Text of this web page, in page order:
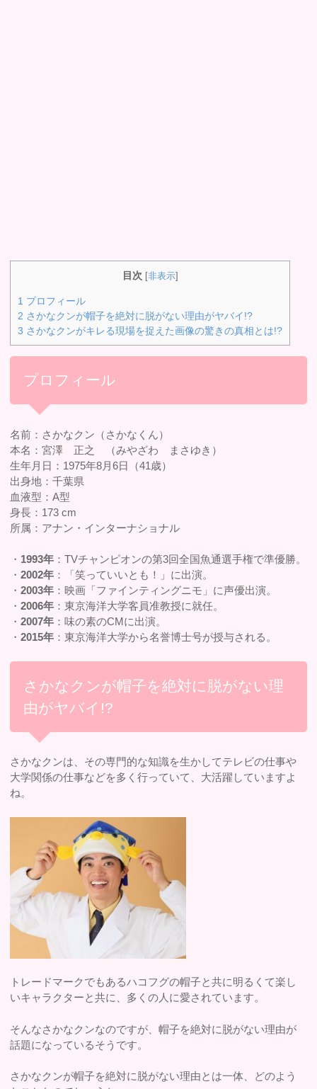
目次 [非表示]
1 プロフィール
2 さかなクンが帽子を絶対に脱がない理由がヤバイ!?
3 さかなクンがキレる現場を捉えた画像の驚きの真相とは!?
プロフィール
名前：さかなクン（さかなくん）
本名：宮澤 正之 （みやざわ まさゆき）
生年月日：1975年8月6日（41歳）
出身地：千葉県
血液型：A型
身長：173 cm
所属：アナン・インターナショナル
・ 1993年 ：TVチャンピオンの第3回全国魚通選手権で準優勝。
・2002年 ：「笑っていいとも！」に出演。
・2003年 ：映画「ファインティングニモ」に声優出演。
・2006年 ：東京海洋大学客員准教授に就任。
・2007年 ：味の素のCMに出演。
・2015年 ：東京海洋大学から名誉博士号が授与される。
さかなクンが帽子を絶対に脱がない理
由がヤバイ!?
さかなクンは、その専門的な知識を生かしてテレビの仕事や
大学関係の仕事などを多く行っていて、大活躍していますよ
ね。
トレードマークでもあるハコフグの帽子と共に明るくて楽し
いキャラクターと共に、多くの人に愛されています。
そんなさかなクンなのですが、帽子を絶対に脱がない理由が
話題になっているそうです。
さかなクンが帽子を絶対に脱がない理由とは一体、どのよう